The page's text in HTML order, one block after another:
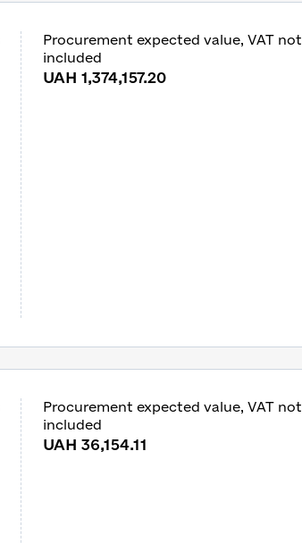
Procurement expected value, VAT not
included
UAH 1,374,157.20
Procurement expected value, VAT not
included
UAH 36,154.11